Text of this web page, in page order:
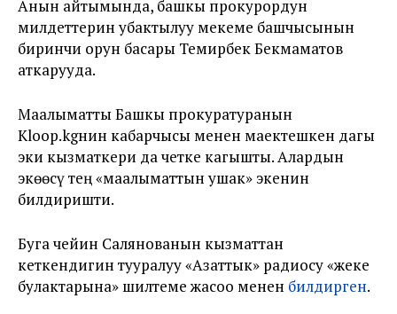
Анын айтымында, башкы прокурордун
милдеттерин убактылуу мекеме башчысынын
биринчи орун басары Темирбек Бекмаматов
аткарууда.
Маалыматты Башкы прокуратуранын
Kloop.kgнин кабарчысы менен маектешкен дагы
эки кызматкери да четке кагышты. Алардын
экөөсү тең «маалыматтын ушак» экенин
билдиришти.
Буга чейин Салянованын кызматтан
кеткендигин тууралуу «Азаттык» радиосу «жеке
булактарына» шилтеме жасоо менен билдирген.